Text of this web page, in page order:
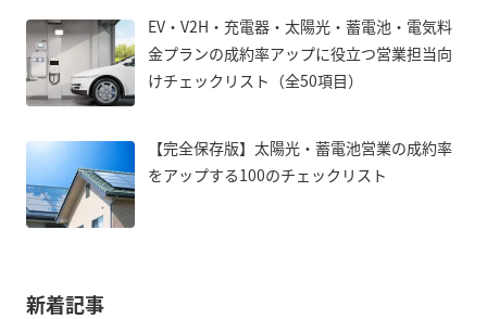
EV・V2H・充電器・太陽光・蓄電池・電気料
金プランの成約率アップに役立つ営業担当向
けチェックリスト（全50項目）
【完全保存版】太陽光・蓄電池営業の成約率
をアップする100のチェックリスト
新着記事